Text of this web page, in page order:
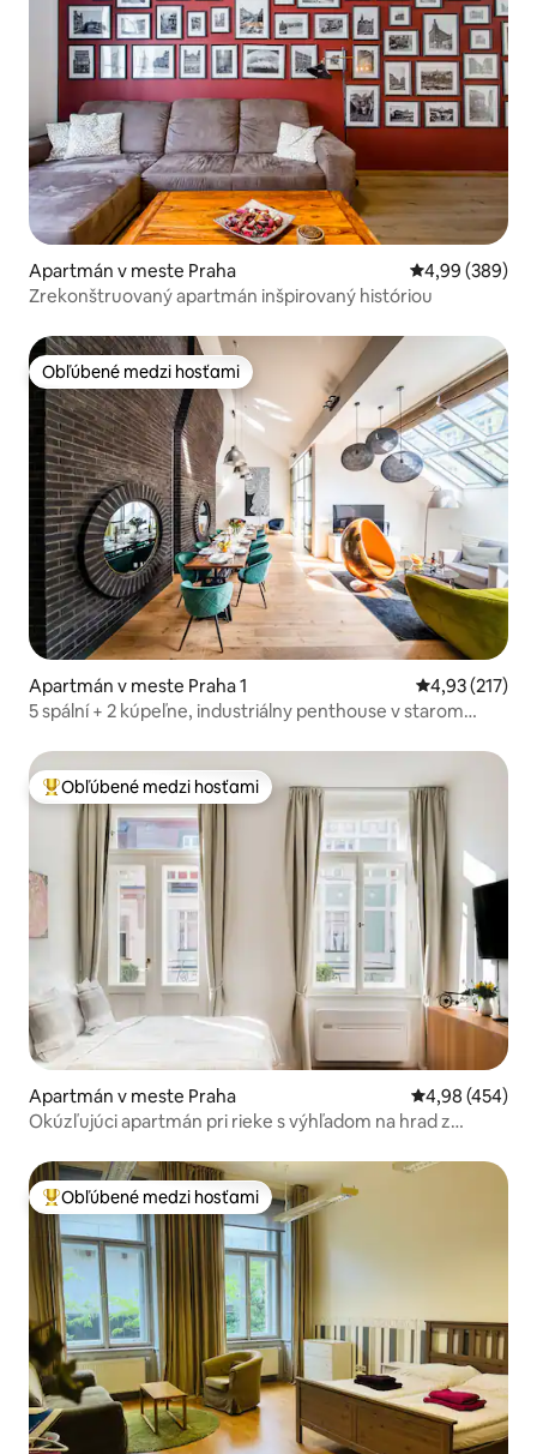
Apartmán v meste Praha Priemerné
4,99 (389)
Zrekonštruovaný apartmán inšpirovaný históriou
Obľúbené medzi hosťami
Obľúbené medzi hosťami
Apartmán v meste Praha 1 Priemerné
4,93 (217)
5 spální + 2 kúpeľne, industriálny penthouse v starom
Najobľúbenejšie medzi hosťami
Obľúbené medzi hosťami
Apartmán v meste Praha Priemerné
4,98 (454)
Okúzľujúci apartmán pri rieke s výhľadom na hrad z
Najobľúbenejšie medzi hosťami
Obľúbené medzi hosťami